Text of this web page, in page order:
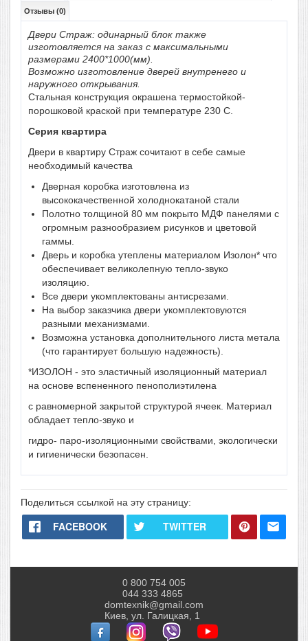
Отзывы (0)
Двери Страж: одинарный блок также
изготовляется на заказ с максимальными
размерами 2400*1000(мм).
Возможно изготовление дверей внутренего и
наружного открывания.
Стальная конструкция окрашена термостойкой-
порошковой краской при температуре 230 С.
Серия квартира
Двери в квартиру Страж сочитают в себе самые
необходимый качества
Дверная коробка изготовлена из
высококачественной холоднокатаной стали
Полотно толщиной 80 мм покрыто МДФ панелями с
огромным разнообразием рисунков и цветовой
гаммы.
Дверь и коробка утеплены материалом Изолон* что
обеспечивает великолепную тепло-звуко
изоляцию.
Все двери укомплектованы антисрезами.
На выбор заказчика двери укомплектовуются
разными механизмами.
Возможна установка дополнительного листа метала
(что гарантирует большую надежность).
*ИЗОЛОН - это эластичный изоляционный материал
на основе вспененного пенополиэтилена
с равномерной закрытой структурой ячеек. Материал
обладает тепло-звуко и
гидро- паро-изоляционными свойствами, экологически
и гигиенически безопасен.
Поделиться ссылкой на эту страницу:
FACEBOOK TWITTER
0 800 754 005
044 333 4865
domtexnik@gmail.com
Киев, ул. Галицкая, 1